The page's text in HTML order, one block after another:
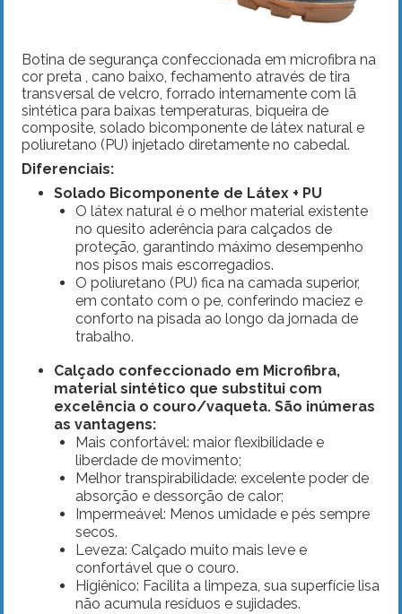
Botina de segurança confeccionada em microfibra na
cor preta , cano baixo, fechamento através de tira
transversal de velcro, forrado internamente com lã
sintética para baixas temperaturas, biqueira de
composite, solado bicomponente de látex natural e
poliuretano (PU) injetado diretamente no cabedal.
Diferenciais:
Solado Bicomponente de Látex + PU
O látex natural é o melhor material existente
no quesito aderência para calçados de
proteção, garantindo máximo desempenho
nos pisos mais escorregadios.
O poliuretano (PU) fica na camada superior,
em contato com o pe, conferindo maciez e
conforto na pisada ao longo da jornada de
trabalho.
Calçado confeccionado em Microfibra,
material sintético que substitui com
excelência o couro/vaqueta. São inúmeras
as vantagens:
Mais confortável: maior flexibilidade e
liberdade de movimento;
Melhor transpirabilidade: excelente poder de
absorção e dessorção de calor;
Impermeável: Menos umidade e pés sempre
secos.
Leveza: Calçado muito mais leve e
confortável que o couro.
Higiênico: Facilita a limpeza, sua superfície lisa
não acumula resíduos e sujidades.